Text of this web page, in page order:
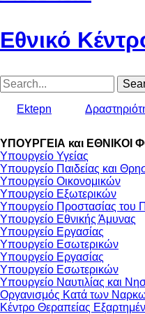
Εθνικό
Search
Ektepn
ΥΠΟΥΡΓΕΙΑ και ΕΘΝΙΚΟΙ
Υπουργείο Υγείας
Υπουργείο Παιδείας και
Υπουργείο Οικονομικών
Υπουργείο Εξωτερικών
Υπουργείο Προστασίας του
Υπουργείο Εθνικής Άμυνας
Υπουργείο Εργασίας
Υπουργείο Εσωτερικών
Υπουργείο Εργασίας
Υπουργείο Εσωτερικών
Υπουργείο Ναυτιλίας και
Οργανισμός Κατά των
Κέντρο Θεραπείας